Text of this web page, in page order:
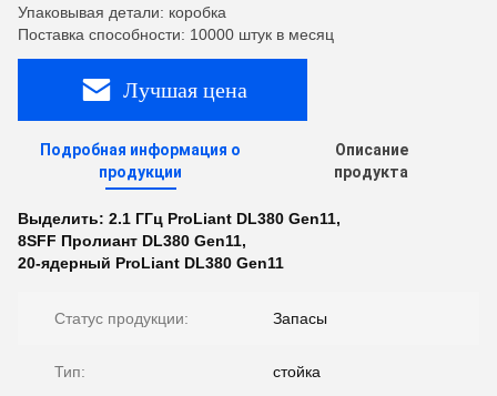
Упаковывая детали: коробка
Поставка способности: 10000 штук в месяц
Лучшая цена
Подробная информация о
продукции
Описание
продукта
Выделить: 2.1 ГГц ProLiant DL380 Gen11,
8SFF Пролиант DL380 Gen11,
20-ядерный ProLiant DL380 Gen11
Статус продукции: Запасы
Тип: стойка